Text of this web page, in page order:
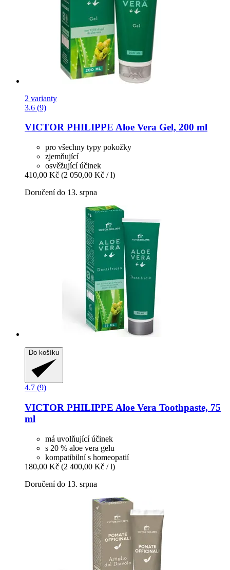
2 varianty
3.6 (9)
VICTOR PHILIPPE Aloe Vera Gel, 200 ml
pro všechny typy pokožky
zjemňující
osvěžující účinek
410,00 Kč (2 050,00 Kč / l)
Doručení do 13. srpna
Do košíku
4.7 (9)
VICTOR PHILIPPE Aloe Vera Toothpaste, 75
ml
má uvolňující účinek
s 20 % aloe vera gelu
kompatibilní s homeopatií
180,00 Kč (2 400,00 Kč / l)
Doručení do 13. srpna